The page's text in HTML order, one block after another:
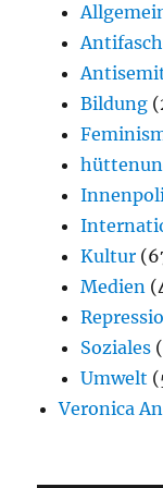
Bildung
Kultur
Medien
Soziales
Umwelt
Veronica